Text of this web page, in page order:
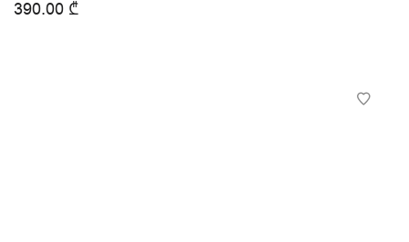
390.00 ₾